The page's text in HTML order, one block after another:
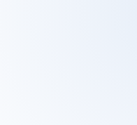
is at /docs/llms.txt.